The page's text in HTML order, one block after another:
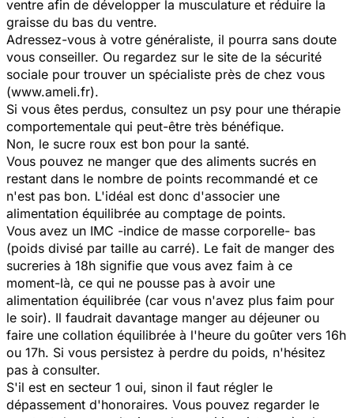
ventre afin de développer la musculature et réduire la
graisse du bas du ventre.
Adressez-vous à votre généraliste, il pourra sans doute
vous conseiller. Ou regardez sur le site de la sécurité
sociale pour trouver un spécialiste près de chez vous
(www.ameli.fr).
Si vous êtes perdus, consultez un psy pour une thérapie
comportementale qui peut-être très bénéfique.
Non, le sucre roux est bon pour la santé.
Vous pouvez ne manger que des aliments sucrés en
restant dans le nombre de points recommandé et ce
n'est pas bon. L'idéal est donc d'associer une
alimentation équilibrée au comptage de points.
Vous avez un IMC -indice de masse corporelle- bas
(poids divisé par taille au carré). Le fait de manger des
sucreries à 18h signifie que vous avez faim à ce
moment-là, ce qui ne pousse pas à avoir une
alimentation équilibrée (car vous n'avez plus faim pour
le soir). Il faudrait davantage manger au déjeuner ou
faire une collation équilibrée à l'heure du goûter vers 16h
ou 17h. Si vous persistez à perdre du poids, n'hésitez
pas à consulter.
S'il est en secteur 1 oui, sinon il faut régler le
dépassement d'honoraires. Vous pouvez regarder le